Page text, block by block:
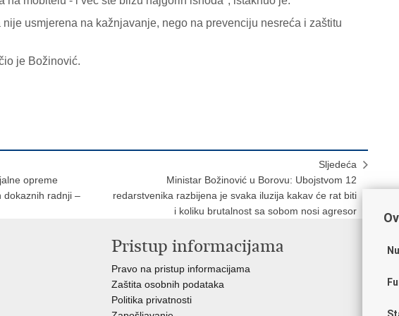
usmjerena na kažnjavanje, nego na prevenciju nesreća i zaštitu
je Božinović.
opreme
dokaznih radnji –
Sljedeća
Ministar Božinović u Borovu: Ubojstvom 12
redarstvenika razbijena je svaka iluzija kakav će rat biti
i koliku brutalnost sa sobom nosi agresor
Pristup informacijama
Pravo na pristup informacijama
Zaštita osobnih podataka
Politika privatnosti